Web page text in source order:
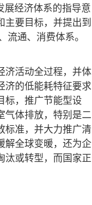
经济体系的指导意
主要目标，并提出到
通、消费体系。
活动全过程，并体
济的低能耗特征要求
标，推广节能型设
气体排放，特别是二
标准，并大力推广清
解全球变暖，还为企
汰或转型，而国家正